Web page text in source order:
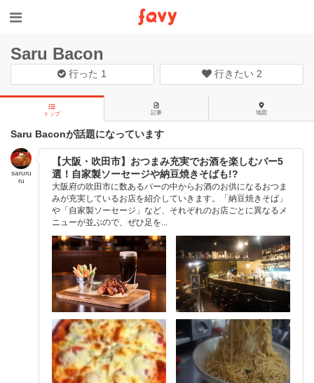
Saru Bacon
行った 1 行きたい 2
トップ 記事 地図
Saru Baconが話題になっています
saruru
ru
【大阪・吹田市】おつまみ充実でお酒を楽しむバー5
選！自家製ソーセージや納豆焼きそばも!?
大阪府の吹田市に数あるバーの中からお酒のお供になるおつま
みが充実しているお店を紹介していきます。「納豆焼きそば」
や「自家製ソーセージ」など、それぞれのお店ごとに異なるメ
ニューが並ぶので、ぜひ足を...